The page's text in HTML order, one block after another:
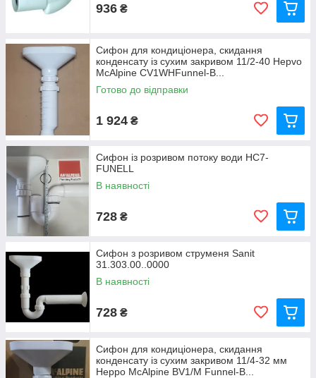
936 ₴
Сифон для кондиціонера, скидання
конденсату із сухим закривом 11/2-40 Hepvo
McAlpine CV1WHFunnel-B...
Готово до відправки
1 924 ₴
Сифон із розривом потоку води HC7-
FUNELL
В наявності
728 ₴
Сифон з розривом струменя Sanit
31.303.00..0000
В наявності
728 ₴
Сифон для кондиціонера, скидання
конденсату із сухим закривом 11/4-32 мм
Heppo McAlpine BV1/M Funnel-B...